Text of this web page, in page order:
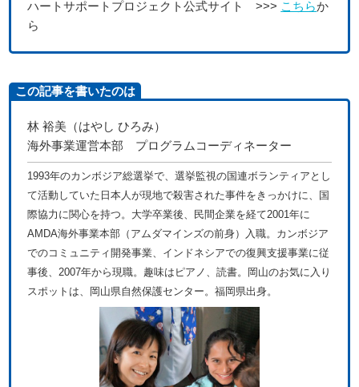
ハートサポートプロジェクト公式サイト >>> こちらか
ら
この記事を書いたのは
林 裕美（はやし ひろみ）
海外事業運営本部 プログラムコーディネーター
1993年のカンボジア総選挙で、選挙監視の国連ボランティアとし
て活動していた日本人が現地で殺害された事件をきっかけに、国
際協力に関心を持つ。大学卒業後、民間企業を経て2001年に
AMDA海外事業本部（アムダマインズの前身）入職。カンボジア
でのコミュニティ開発事業、インドネシアでの復興支援事業に従
事後、2007年から現職。趣味はピアノ、読書。岡山のお気に入り
スポットは、岡山県自然保護センター。福岡県出身。